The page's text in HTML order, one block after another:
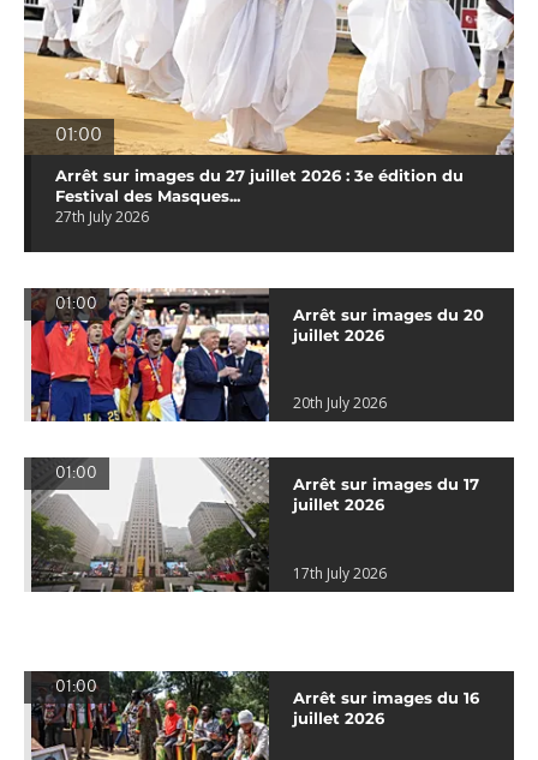
01:00
Arrêt sur images du 27 juillet 2026 : 3e édition du
Festival des Masques...
27th July 2026
01:00
Arrêt sur images du 20
juillet 2026
20th July 2026
01:00
Arrêt sur images du 17
juillet 2026
17th July 2026
01:00
Arrêt sur images du 16
juillet 2026